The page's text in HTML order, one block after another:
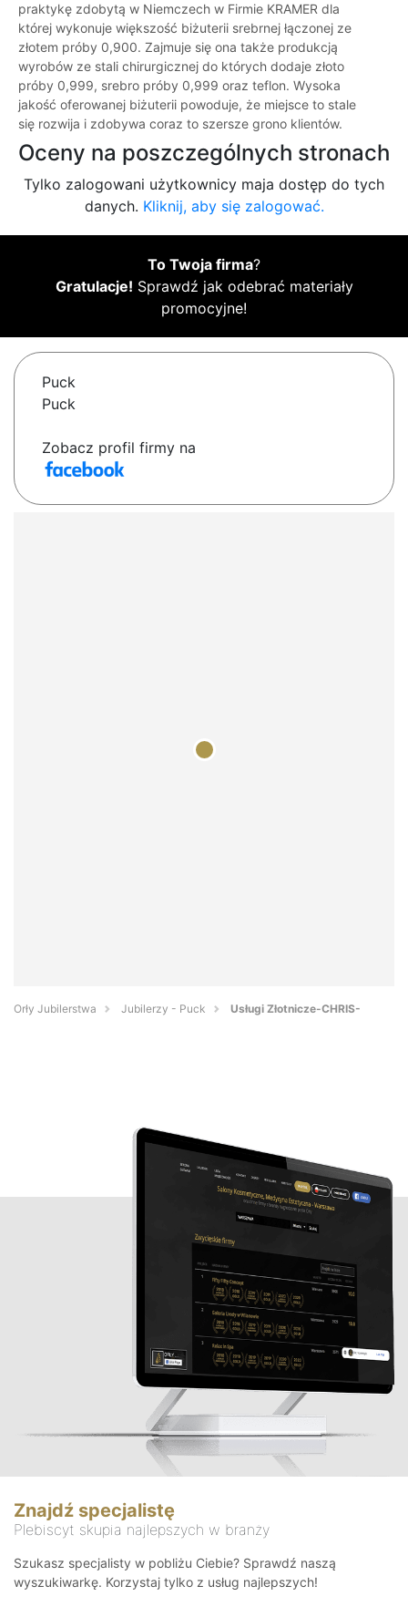
praktykę zdobytą w Niemczech w Firmie KRAMER dla
której wykonuje większość biżuterii srebrnej łączonej ze
złotem próby 0,900. Zajmuje się ona także produkcją
wyrobów ze stali chirurgicznej do których dodaje złoto
próby 0,999, srebro próby 0,999 oraz teflon. Wysoka
jakość oferowanej biżuterii powoduje, że miejsce to stale
się rozwija i zdobywa coraz to szersze grono klientów.
Oceny na poszczególnych stronach
Tylko zalogowani użytkownicy maja dostęp do tych
danych. Kliknij, aby się zalogować.
To Twoja firma?
Gratulacje! Sprawdź jak odebrać materiały
promocyjne!
Puck
Puck
Zobacz profil firmy na
Orły Jubilerstwa Jubilerzy - Puck Usługi Złotnicze-CHRIS-
Znajdź specjalistę
Plebiscyt skupia najlepszych w branży
Szukasz specjalisty w pobliżu Ciebie? Sprawdź naszą
wyszukiwarkę. Korzystaj tylko z usług najlepszych!